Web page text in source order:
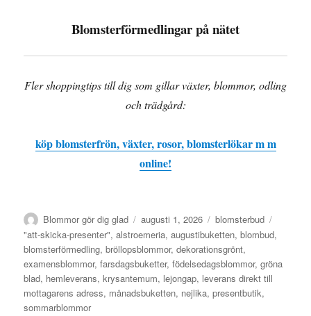
Blomsterförmedlingar på nätet
Fler shoppingtips till dig som gillar växter, blommor, odling
och trädgård:
köp blomsterfrön, växter, rosor, blomsterlökar m m
online!
Författare
Blommor gör dig glad
Publicerat
den
augusti 1, 2026 Kategorier
blomsterbud
Etiketter
"att-skicka-presenter",alstroemeria,augustibuketten,blombud,
blomsterförmedling,bröllopsblommor,dekorationsgrönt,
examensblommor,farsdagsbuketter,födelsedagsblommor,gröna
blad, hemleverans,krysantemum, lejongap, leverans direkt till
mottagarens adress, månadsbuketten, nejlika,presentbutik,
sommarblommor